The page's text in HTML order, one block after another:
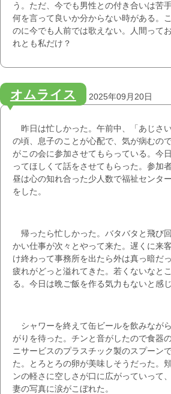
う。ただ、今でも男性との付き合いは苦
何を言って良いか分からない時がある。
のに今でも人前では歌えない。人間って
れとも私だけ？
オムライス 2025年09月20日
昨日は忙しかった。午前中、「あじさ
の頃、息子のことが心配で、気が病むの
がこの会に参加させてもらっている。今
ってほしくて話をさせてもらった。参加
昼は心の知れ合った少人数で福祉センタ
をした。
帰ったら忙しかった。バタバタと飛び
かい仕事が次々とやって来た。遅くに来
け終わって事務所を出たら外は真っ暗だ
疲れがどっと溢れてきた。若くないなと
る。今日は晩ご飯を作る気力もないと感じ
シャワーを終えて缶ビールを飲みなが
がりを待った。チンと音がしたので食器
ニサービスのプラスチック製のスプーン
た。とろとろの卵が美味しそうだった。
ンの軽さに空しさが口に広がっていって
妻の写真に涙がこぼれた。